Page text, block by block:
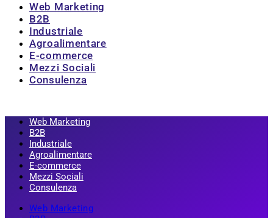
Web Marketing
B2B
Industriale
Agroalimentare
E-commerce
Mezzi Sociali
Consulenza
Web Marketing
B2B
Industriale
Agroalimentare
E-commerce
Mezzi Sociali
Consulenza
Web Marketing